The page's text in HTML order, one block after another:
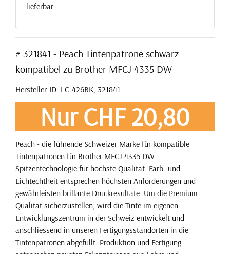
lieferbar
# 321841 - Peach Tintenpatrone schwarz
kompatibel zu Brother MFCJ 4335 DW
Hersteller-ID: LC-426BK, 321841
Nur CHF 20,80
Peach - die führende Schweizer Marke für kompatible
Tintenpatronen für Brother MFCJ 4335 DW.
Spitzentechnologie für höchste Qualität. Farb- und
Lichtechtheit entsprechen höchsten Anforderungen und
gewährleisten brillante Druckresultate. Um die Premium
Qualität sicherzustellen, wird die Tinte im eigenen
Entwicklungszentrum in der Schweiz entwickelt und
anschliessend in unseren Fertigungsstandorten in die
Tintenpatronen abgefüllt. Produktion und Fertigung